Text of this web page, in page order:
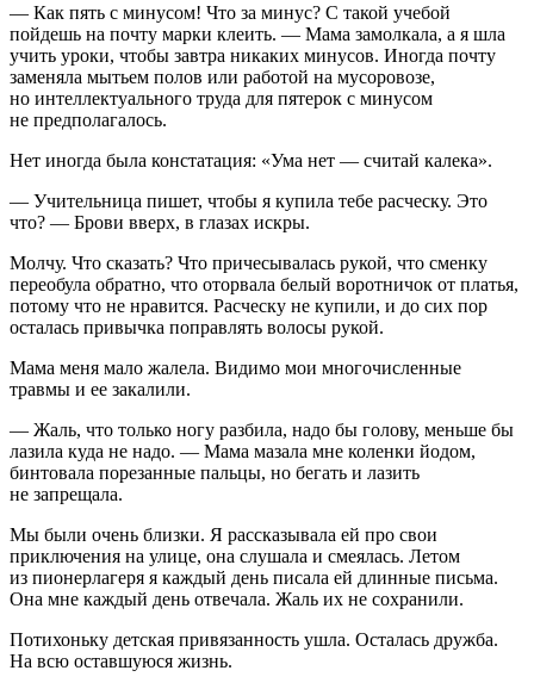
— Как пять с минусом! Что за минус? С такой учебой
пойдешь на почту марки клеить. — Мама замолкала, а я шла
учить уроки, чтобы завтра никаких минусов. Иногда почту
заменяла мытьем полов или работой на мусоровозе,
но интеллектуального труда для пятерок с минусом
не предполагалось.
Нет иногда была констатация: «Ума нет — считай калека».
— Учительница пишет, чтобы я купила тебе расческу. Это
что? — Брови вверх, в глазах искры.
Молчу. Что сказать? Что причесывалась рукой, что сменку
переобула обратно, что оторвала белый воротничок от платья,
потому что не нравится. Расческу не купили, и до сих пор
осталась привычка поправлять волосы рукой.
Мама меня мало жалела. Видимо мои многочисленные
травмы и ее закалили.
— Жаль, что только ногу разбила, надо бы голову, меньше бы
лазила куда не надо. — Мама мазала мне коленки йодом,
бинтовала порезанные пальцы, но бегать и лазить
не запрещала.
Мы были очень близки. Я рассказывала ей про свои
приключения на улице, она слушала и смеялась. Летом
из пионерлагеря я каждый день писала ей длинные письма.
Она мне каждый день отвечала. Жаль их не сохранили.
Потихоньку детская привязанность ушла. Осталась дружба.
На всю оставшуюся жизнь.